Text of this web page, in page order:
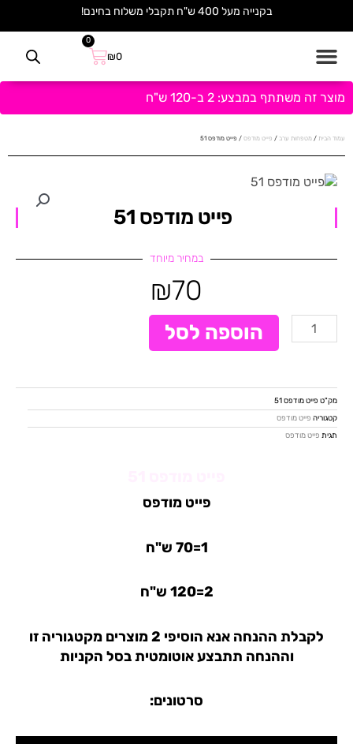
בקנייה מעל 400 ש"ח תקבלי משלוח בחינם!
₪0
0
עגלת
מוצר זה משתתף במבצע: 2 ב-120 ש"ח
עמוד הבית / מטפחות ערב / פייט מודפס / פייט מודפס 51
פייט מודפס 51
במחיר מיוחד
₪70
כמות
של
51
הוספה לסל
מק"ט פייט מודפס 51
קטגוריה פייט מודפס
תגית פייט מודפס
פייט מודפס
1=70 ש"ח
2=120 ש"ח
לקבלת ההנחה אנא הוסיפי 2 מוצרים מקטגוריה זו
וההנחה תתבצע אוטומטית בסל הקניות
סרטונים: